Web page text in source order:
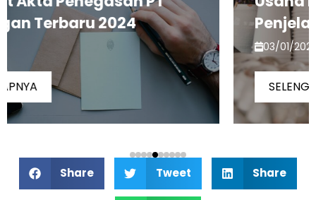
Penjelasannya
03/01/2024
SELENGKAPNYA
Share Tweet Share